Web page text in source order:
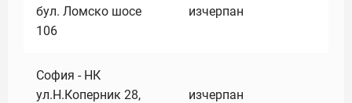
бул. Ломско шосе
106
изчерпан
София - НК
ул.Н.Коперник 28,
изчерпан